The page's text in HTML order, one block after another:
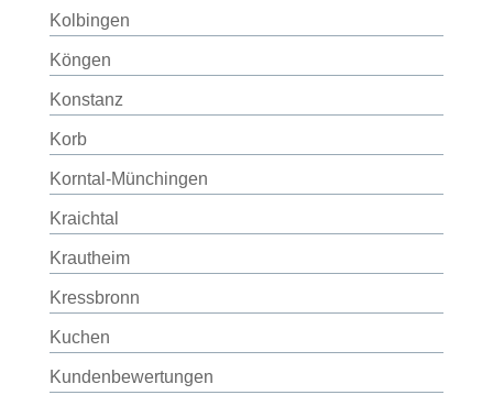
Kolbingen
Köngen
Konstanz
Korb
Korntal-Münchingen
Kraichtal
Krautheim
Kressbronn
Kuchen
Kundenbewertungen